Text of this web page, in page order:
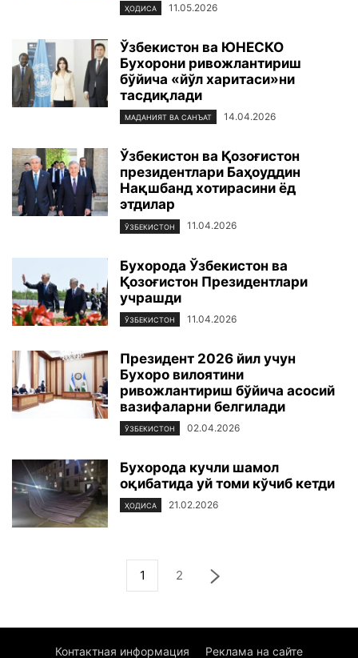
ҲОДИСА 11.05.2026
Ўзбекистон ва ЮНЕСКО
Бухорони ривожлантириш
бўйича «йўл харитаси»ни
тасдиқлади
МАДАНИЯТ ВА САНЪАТ 14.04.2026
Ўзбекистон ва Қозоғистон
президентлари Баҳоуддин
Нақшбанд хотирасини ёд
этдилар
ЎЗБЕКИСТОН 11.04.2026
Бухорода Ўзбекистон ва
Қозоғистон Президентлари
учрашди
ЎЗБЕКИСТОН 11.04.2026
Президент 2026 йил учун
Бухоро вилоятини
ривожлантириш бўйича асосий
вазифаларни белгилади
ЎЗБЕКИСТОН 02.04.2026
Бухорода кучли шамол
оқибатида уй томи кўчиб кетди
ҲОДИСА 21.02.2026
1 2
Контактная информация Реклама на сайте